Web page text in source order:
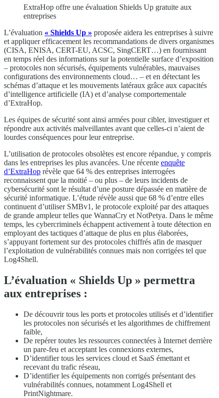
ExtraHop offre une évaluation Shields Up gratuite aux
entreprises
L’évaluation « Shields Up » proposée aidera les entreprises à suivre
et appliquer efficacement les recommandations de divers organismes
(CISA, ENISA, CERT-EU, ACSC, SingCERT…) en fournissant
en temps réel des informations sur la potentielle surface d’exposition
– protocoles non sécurisés, équipements vulnérables, mauvaises
configurations des environnements cloud… – et en détectant les
schémas d’attaque et les mouvements latéraux grâce aux capacités
d’intelligence artificielle (IA) et d’analyse comportementale
d’ExtraHop.
Les équipes de sécurité sont ainsi armées pour cibler, investiguer et
répondre aux activités malveillantes avant que celles-ci n’aient de
lourdes conséquences pour leur entreprise.
L’utilisation de protocoles obsolètes est encore répandue, y compris
dans les entreprises les plus avancées. Une récente enquête
d’ExtraHop révèle que 64 % des entreprises interrogées
reconnaissent que la moitié – ou plus – de leurs incidents de
cybersécurité sont le résultat d’une posture dépassée en matière de
sécurité informatique. L’étude révèle aussi que 68 % d’entre elles
continuent d’utiliser SMBv1, le protocole exploité par des attaques
de grande ampleur telles que WannaCry et NotPetya. Dans le même
temps, les cybercriminels échappent activement à toute détection en
employant des tactiques d’attaque de plus en plus élaborées,
s’appuyant fortement sur des protocoles chiffrés afin de masquer
l’exploitation de vulnérabilités connues mais non corrigées tel que
Log4Shell.
L’évaluation « Shields Up » permettra
aux entreprises :
De découvrir tous les ports et protocoles utilisés et d’identifier
les protocoles non sécurisés et les algorithmes de chiffrement
faible,
De repérer toutes les ressources connectées à Internet derrière
un pare-feu et acceptant les connexions externes,
D’identifier tous les services cloud et SaaS émettant et
recevant du trafic réseau,
D’identifier les équipements non corrigés présentant des
vulnérabilités connues, notamment Log4Shell et
PrintNightmare.